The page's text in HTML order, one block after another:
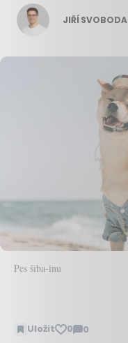
JIŘÍ SVOBODA
Pes šiba-inu
Uložit 0 0
Zobrazit